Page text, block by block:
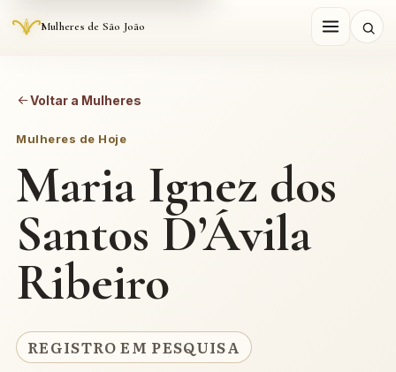
Mulheres de São João
Voltar a Mulheres
Mulheres de Hoje
Maria Ignez dos
Santos D’Ávila
Ribeiro
REGISTRO EM PESQUISA